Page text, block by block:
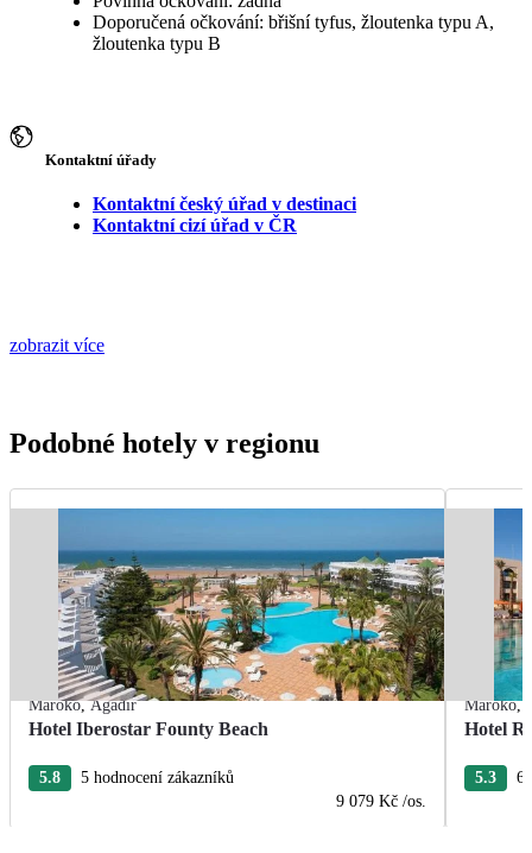
Doporučená očkování: břišní tyfus, žloutenka typu A,
žloutenka typu B
Kontaktní úřady
Kontaktní český úřad v destinaci
Kontaktní cizí úřad v ČR
zobrazit více
Podobné hotely v regionu
Maroko,Agadir
Hotel Iberostar Founty Beach
5.8
5 hodnocení zákazníků
9 079 Kč /os.
Maroko,
Hotel
5.3 6